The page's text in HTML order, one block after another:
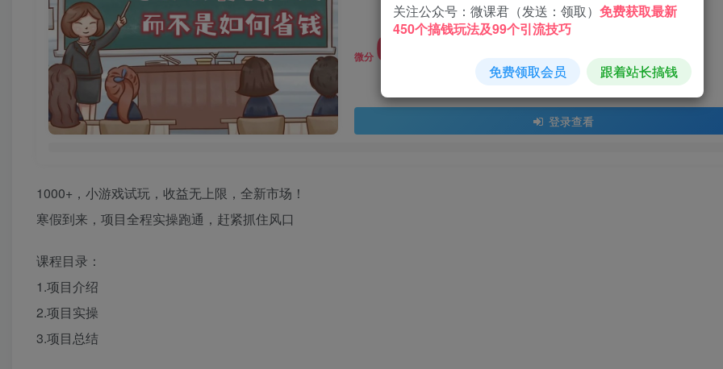
微分 0
登录查看
1000+，小游戏试玩，收益无上限，全新市场！
寒假到来，项目全程实操跑通，赶紧抓住风口
课程目录：
1.项目介绍
2.项目实操
3.项目总结
关注公众号：微课君（发送：领取） 免费获取最新
450个搞钱玩法及99个引流技巧
免费领取会员 跟着站长搞钱